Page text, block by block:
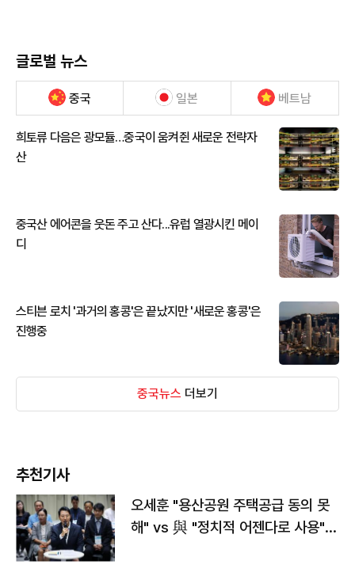
글로벌 뉴스
중국 일본 베트남
희토류 다음은 광모듈…중국이 움켜쥔 새로운 전략자
산
중국산 에어콘을 웃돈 주고 산다...유럽 열광시킨 메이
디
스티븐 로치 '과거의 홍콩'은 끝났지만 '새로운 홍콩'은
진행중
중국뉴스 더보기
추천기사
오세훈 "용산공원 주택공급 동의 못
해" vs 與 "정치적 어젠다로 사용"